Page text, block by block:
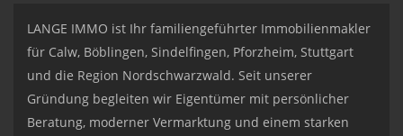
LANGE IMMO ist Ihr familiengeführter Immobilienmakler
für Calw, Böblingen, Sindelfingen, Pforzheim, Stuttgart
und die Region Nordschwarzwald. Seit unserer
Gründung begleiten wir Eigentümer mit persönlicher
Beratung, moderner Vermarktung und einem starken